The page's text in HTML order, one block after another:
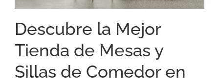
Descubre la Mejor
Tienda de Mesas y
Sillas de Comedor en